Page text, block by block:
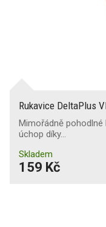
Rukavice DeltaPlus
Mimořádně
úchop díky…
Skladem
159 Kč